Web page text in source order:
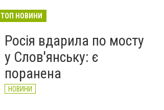
великої війни: 6 серпня
ТОП НОВИНИ
Росія вдарила по мосту
у Слов'янську: є
поранена
НОВИНИ